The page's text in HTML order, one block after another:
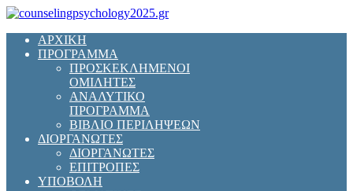
ΑΡΧΙΚΗ
ΠΡΟΓΡΑΜΜΑ
ΠΡΟΣΚΕΚΛΗΜΕΝΟΙ
ΟΜΙΛΗΤΕΣ
ΑΝΑΛΥΤΙΚΟ
ΠΡΟΓΡΑΜΜΑ
ΒΙΒΛΙΟ ΠΕΡΙΛΗΨΕΩΝ
ΔΙΟΡΓΑΝΩΤΕΣ
ΔΙΟΡΓΑΝΩΤΕΣ
ΕΠΙΤΡΟΠΕΣ
ΥΠΟΒΟΛΗ